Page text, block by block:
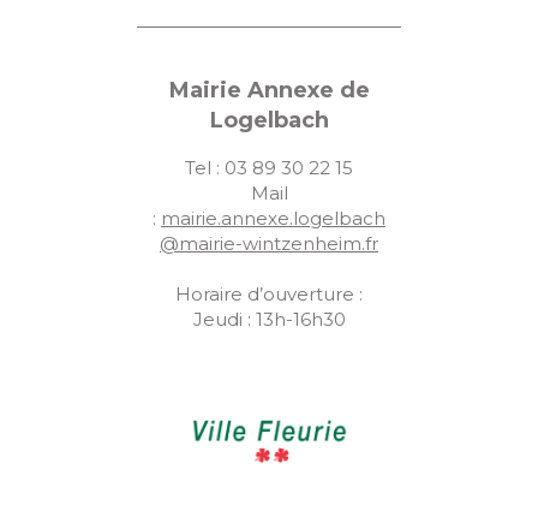
Mairie Annexe de
Logelbach
Tel : 03 89 30 22 15
Mail
: mairie.annexe.logelbach
@mairie-wintzenheim.fr
Horaire d’ouverture :
Jeudi : 13h-16h30